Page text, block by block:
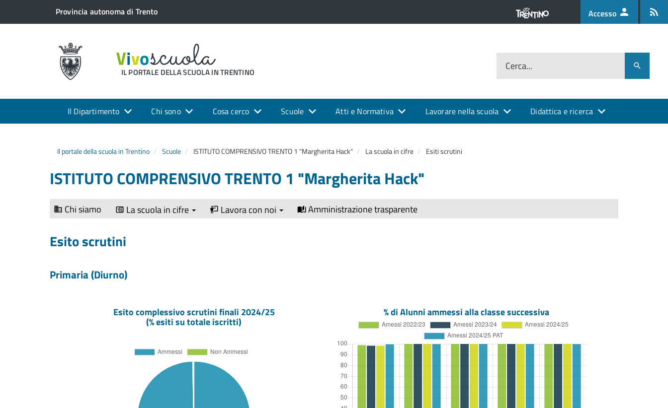
Provincia autonoma di Trento Accesso
IL PORTALE DELLA SCUOLA IN TRENTINO Cerca...
Il Dipartimento Chi sono Cosa cerco Scuole Atti e Normativa Lavorare nella scuola Didattica e ricerca
Il portale della scuola in Trentino Scuole ISTITUTO COMPRENSIVO TRENTO 1 "Margherita Hack" La scuola in cifre Esiti scrutini
ISTITUTO COMPRENSIVO TRENTO 1 "Margherita Hack"
Chi siamo La scuola in cifre Lavora con noi Amministrazione trasparente
Esito scrutini
Primaria (Diurno)
Esito complessivo scrutini finali 2024/25
(% esiti su totale iscritti)
% di Alunni ammessi alla classe successiva